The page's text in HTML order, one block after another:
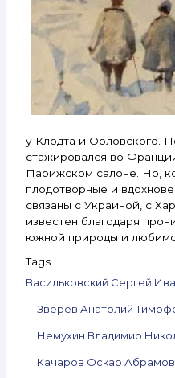
у Клодта и Орловского.
стажировался во
Парижском салоне. Но,
плодотворные и
связаны с Украиной, с
известен благодаря
южной природы и
Tags
Васильковский Сергей
Зверев Анатолий
Немухин Владимир
Качаров Оскар